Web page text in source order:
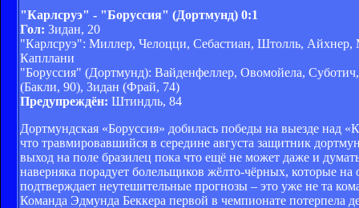
"Карлсруэ" - "Боруссия" (Дортмунд) 0:1
Гол: Зидан, 20
"Карлсруэ": Миллер, Челоцци, Себастиан, Штолль,
Капллани
"Боруссия" (Дортмунд): Вайденфеллер, Овомойела,
(Бакли, 90), Зидан (Фрай, 74)
Предупреждён: Штиндль, 84
Дортмундская «Боруссия» добилась победы на выезде над
что травмировавшийся в середине августа защитник
выход на поле бразилец пока что ещё не может даже и
наверняка порадует болельщиков жёлто-чёрных, которые
подтверждает неутешительные прогнозы – это уже не та
Команда Эдмунда Беккера первой в чемпионате потерпела